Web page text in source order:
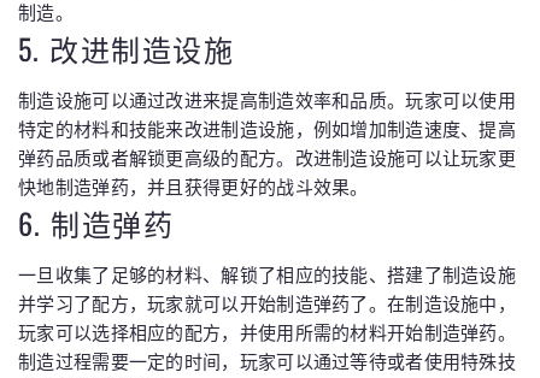
制造。
5. 改进制造设施
制造设施可以通过改进来提高制造效率和品质。玩家可以使用
特定的材料和技能来改进制造设施，例如增加制造速度、提高
弹药品质或者解锁更高级的配方。改进制造设施可以让玩家更
快地制造弹药，并且获得更好的战斗效果。
6. 制造弹药
一旦收集了足够的材料、解锁了相应的技能、搭建了制造设施
并学习了配方，玩家就可以开始制造弹药了。在制造设施中，
玩家可以选择相应的配方，并使用所需的材料开始制造弹药。
制造过程需要一定的时间，玩家可以通过等待或者使用特殊技